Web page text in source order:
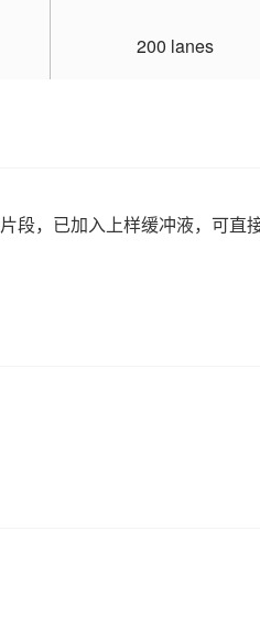
200 lanes
片段，已加入上样缓冲液，可直